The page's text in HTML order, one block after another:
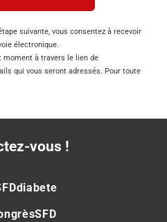
suivante, vous consentez à recevoir
électronique.
moment à travers le lien de
qui vous seront adressés. Pour toute
vous !